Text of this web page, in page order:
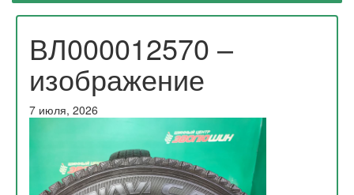
ВЛ000012570 –
изображение
7 июля, 2026